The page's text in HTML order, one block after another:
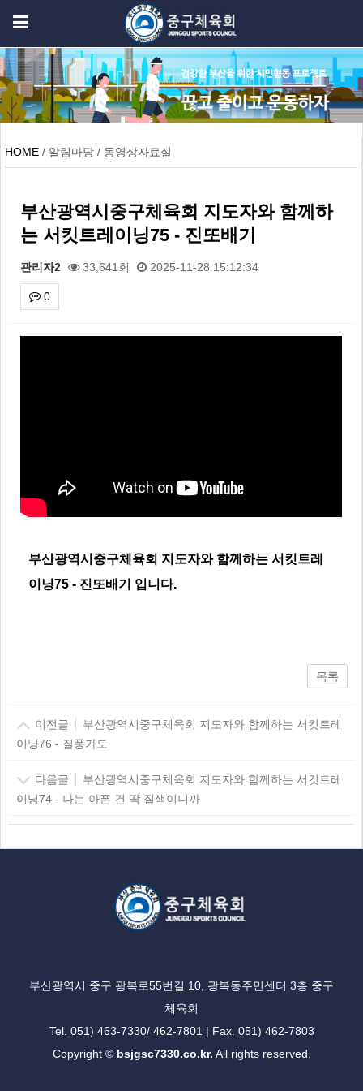
HOME / 알림마당 / 동영상자료실
부산광역시중구체육회 지도자와 함께하
는 서킷트레이닝75 - 진또배기
관리자2 33,641회 2025-11-28 15:12:34
0
부산광역시중구체육회 지도자와 함께하는 서킷트레
이닝75 - 진또배기 입니다.
목록
이전글
부산광역시중구체육회 지도자와 함께하는 서킷트레
이닝76 - 질풍가도
다음글
부산광역시중구체육회 지도자와 함께하는 서킷트레
이닝74 - 나는 아픈 건 딱 질색이니까
부산광역시 중구 광복로55번길 10, 광복동주민센터 3층 중구
체육회
Tel. 051) 463-7330/ 462-7801 | Fax. 051) 462-7803
Copyright © bsjgsc7330.co.kr. All rights reserved.